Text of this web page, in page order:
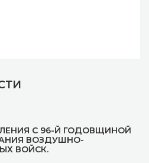
С 96-Й ГОДОВЩИНОЙ
ВОЗДУШНО-
ВОЙСК.